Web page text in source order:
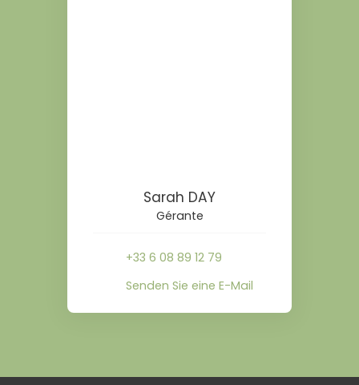
Sarah DAY
Gérante
+33 6 08 89 12 79
Senden Sie eine E-Mail